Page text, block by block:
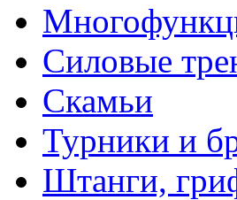
Силовые
Скамьи
Турники и
Штанги,